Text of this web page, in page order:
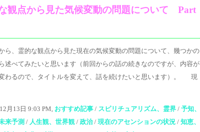
観点から見た気候変動の問題について Part
ら、霊的な観点から見た現在の気候変動の問題について、幾つかの
述べてみたいと思います（前回からの話の続きなのですが、内容が
わるので、タイトルを変えて、話を続けたいと思います）。 現
月13日 9:03 PM, おすすめ記事 / スピリチュアリズム、霊界 / 予知、
来予測 / 人生観、世界観 / 政治/ 現在のアセンションの状況 / 知恵、